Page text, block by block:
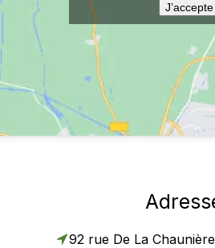
J’accepte
92 rue De La